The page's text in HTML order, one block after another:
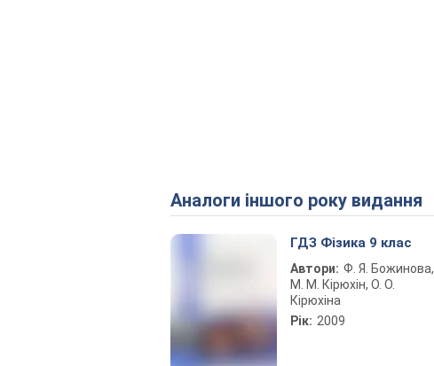
Аналоги іншого року видання
ГДЗ Фізика 9 клас
Автори: Ф. Я. Божинова,
М. М. Кірюхін, О. О.
Кірюхіна
Рік: 2009